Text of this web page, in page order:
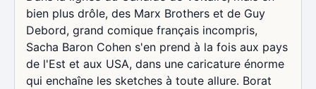
bien plus drôle, des Marx Brothers et de Guy
Debord, grand comique français incompris,
Sacha Baron Cohen s'en prend à la fois aux pays
de l'Est et aux USA, dans une caricature énorme
qui enchaîne les sketches à toute allure. Borat